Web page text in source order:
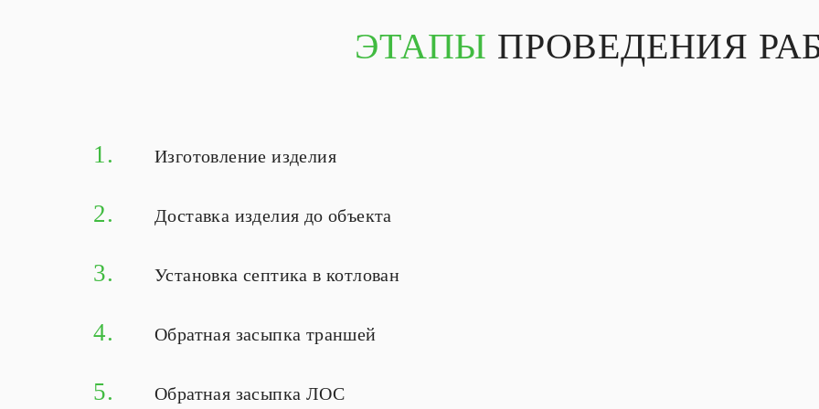
ЭТАПЫ ПРОВЕДЕНИЯ
1. Изготовление изделия
2. Доставка изделия до объекта
3. Установка септика в котлован
4. Обратная засыпка траншей
5. Обратная засыпка ЛОС